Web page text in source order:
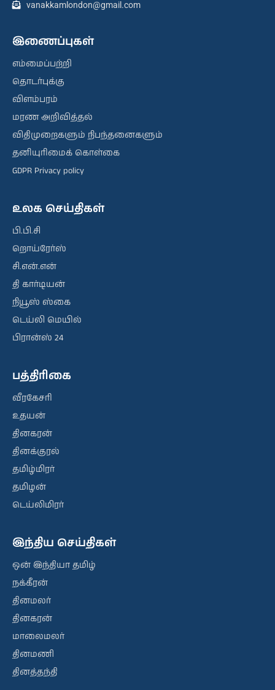
vanakkamlondon@gmail.com
இணைப்புகள்
எம்மைப்பற்றி
தொடர்புக்கு
விளம்பரம்
மரண அறிவித்தல்
விதிமுறைகளும் நிபந்தனைகளும்
தனியுரிமைக் கொள்கை
GDPR Privacy policy
உலக செய்திகள்
பி.பி.சி
றொய்ரேர்ஸ்
சி.என்.என்
தி கார்டியன்
நியூஸ் ஸ்கை
டெய்லி மெயில்
பிரான்ஸ் 24
பத்திரிகை
வீரகேசரி
உதயன்
தினகரன்
தினக்குரல்
தமிழ்மிரர்
தமிழன்
டெய்லிமிரர்
இந்திய செய்திகள்
ஒன் இந்தியா தமிழ்
நக்கீரன்
தினமலர்
தினகரன்
மாலைமலர்
தினமணி
தினத்தந்தி